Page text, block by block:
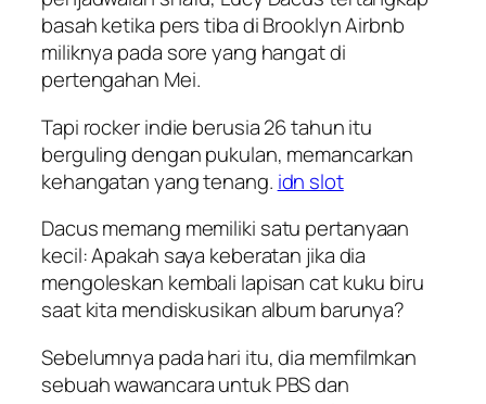
basah ketika pers tiba di Brooklyn Airbnb
miliknya pada sore yang hangat di
pertengahan Mei.
Tapi rocker indie berusia 26 tahun itu
berguling dengan pukulan, memancarkan
kehangatan yang tenang. idn slot
Dacus memang memiliki satu pertanyaan
kecil: Apakah saya keberatan jika dia
mengoleskan kembali lapisan cat kuku biru
saat kita mendiskusikan album barunya?
Sebelumnya pada hari itu, dia memfilmkan
sebuah wawancara untuk PBS dan